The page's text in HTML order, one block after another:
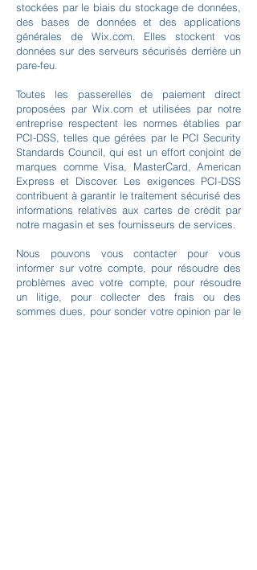
stockées par le biais du stockage de données,
des bases de données et des applications
générales de Wix.com. Elles stockent vos
données sur des serveurs sécurisés derrière un
pare-feu.
Toutes les passerelles de paiement direct
proposées par Wix.com et utilisées par notre
entreprise respectent les normes établies par
PCI-DSS, telles que gérées par le PCI Security
Standards Council, qui est un effort conjoint de
marques comme Visa, MasterCard, American
Express et Discover. Les exigences PCI-DSS
contribuent à garantir le traitement sécurisé des
informations relatives aux cartes de crédit par
notre magasin et ses fournisseurs de services.
Nous pouvons vous contacter pour vous
informer sur votre compte, pour résoudre des
problèmes avec votre compte, pour résoudre
un litige, pour collecter des frais ou des
sommes dues, pour sonder votre opinion par le